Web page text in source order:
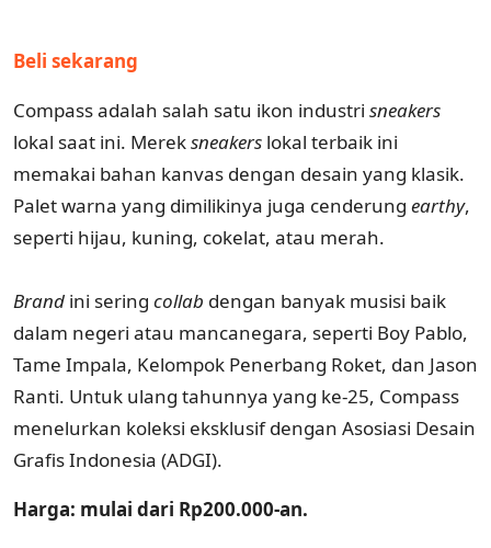
Beli sekarang
Compass adalah salah satu ikon industri sneakers
lokal saat ini. Mereksneakers lokal terbaik ini
memakai bahan kanvas dengan desain yang klasik.
Palet warna yang dimilikinya juga cenderung earthy,
seperti hijau, kuning, cokelat, atau merah.
Brand ini sering collab dengan banyak musisi baik
dalam negeri atau mancanegara, seperti Boy Pablo,
Tame Impala, Kelompok Penerbang Roket, dan Jason
Ranti. Untuk ulang tahunnya yang ke-25, Compass
menelurkan koleksi eksklusif dengan Asosiasi Desain
Grafis Indonesia (ADGI).
Harga: mulai dari Rp200.000-an.